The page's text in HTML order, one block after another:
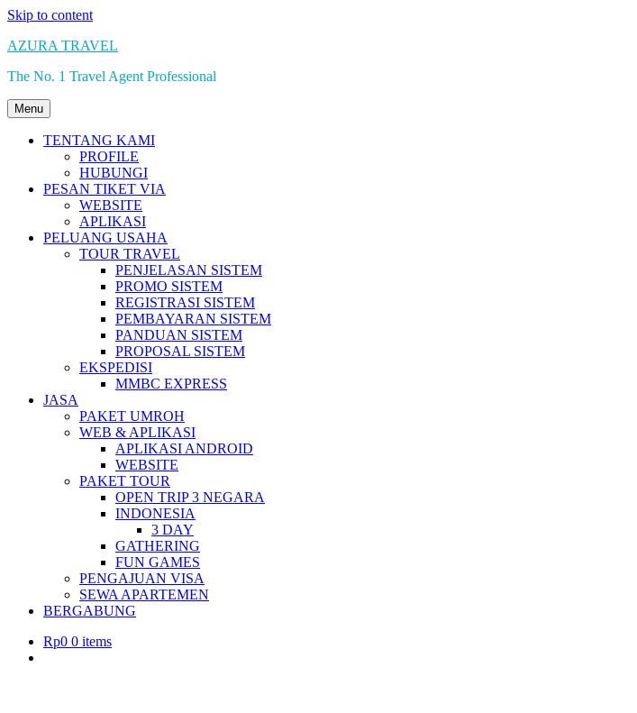
Skip to content
AZURA TRAVEL
The No. 1 Travel Agent Professional
Menu
TENTANG KAMI
PROFILE
HUBUNGI
PESAN TIKET VIA
WEBSITE
APLIKASI
PELUANG USAHA
TOUR TRAVEL
PENJELASAN SISTEM
PROMO SISTEM
REGISTRASI SISTEM
PEMBAYARAN SISTEM
PANDUAN SISTEM
PROPOSAL SISTEM
EKSPEDISI
MMBC EXPRESS
JASA
PAKET UMROH
WEB & APLIKASI
APLIKASI ANDROID
WEBSITE
PAKET TOUR
OPEN TRIP 3 NEGARA
INDONESIA
3 DAY
GATHERING
FUN GAMES
PENGAJUAN VISA
SEWA APARTEMEN
BERGABUNG
Rp0 0 items